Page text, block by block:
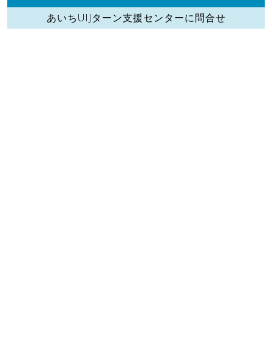
あいちUIJターン支援センターに問合せ